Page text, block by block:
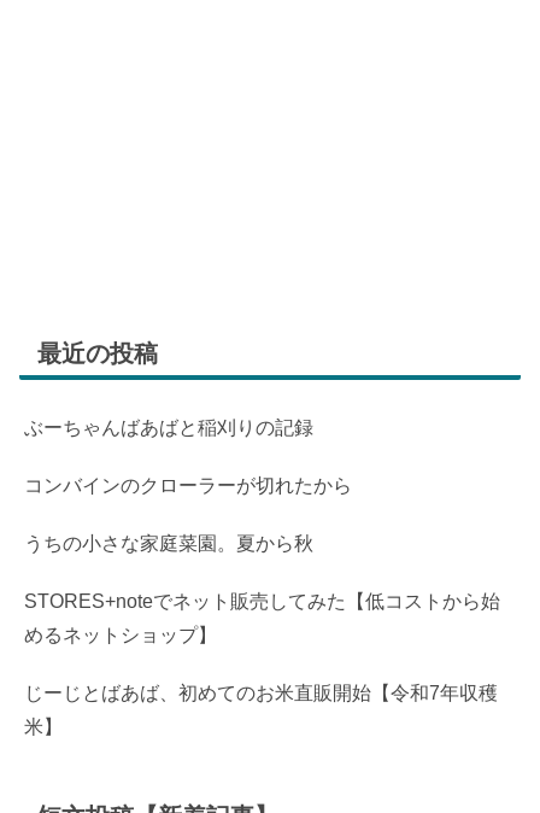
最近の投稿
ぶーちゃんばあばと稲刈りの記録
コンバインのクローラーが切れたから
うちの小さな家庭菜園。夏から秋
STORES+noteでネット販売してみた【低コストから始
めるネットショップ】
じーじとばあば、初めてのお米直販開始【令和7年収穫
米】